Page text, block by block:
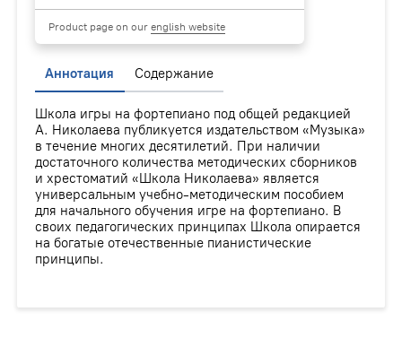
Product page on ourenglish website
Аннотация Содержание
Школа игры на фортепиано под общей редакцией
А. Николаева публикуется издательством «Музыка»
в течение многих десятилетий. При наличии
достаточного количества методических сборников
и хрестоматий «Школа Николаева» является
универсальным учебно-методическим пособием
для начального обучения игре на фортепиано. В
своих педагогических принципах Школа опирается
на богатые отечественные пианистические
принципы.